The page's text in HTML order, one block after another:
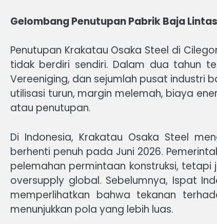
Gelombang Penutupan Pabrik Baja
Penutupan Krakatau Osaka Steel di
tidak berdiri sendiri. Dalam dua tahun
Vereeniging, dan sejumlah pusat industri
utilisasi turun, margin melemah, biaya
atau penutupan.
Di Indonesia, Krakatau Osaka Steel
berhenti penuh pada Juni 2026.
pelemahan permintaan konstruksi,
oversupply global. Sebelumnya, Ispat
memperlihatkan bahwa tekanan
menunjukkan pola yang lebih luas.